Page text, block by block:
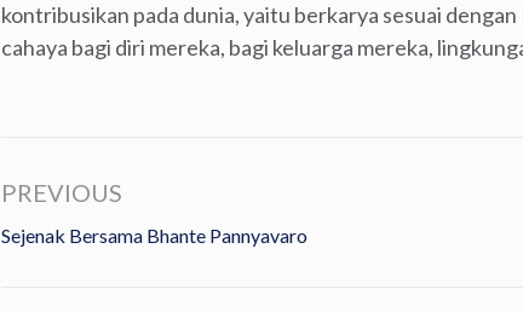
kontribusikan pada dunia, yaitu berkarya sesuai
cahaya bagi diri mereka, bagi keluarga mereka,
PREVIOUS
Sejenak Bersama Bhante Pannyavaro